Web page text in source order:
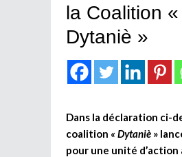
la Coalition «
Dytaniè »
Dans la déclaration ci-
coalition « Dytaniè »
pour une unité